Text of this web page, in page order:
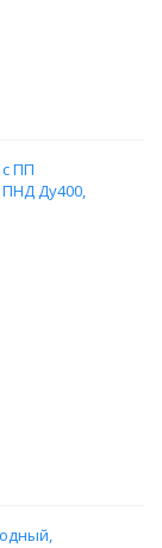
ПП
Ду400,